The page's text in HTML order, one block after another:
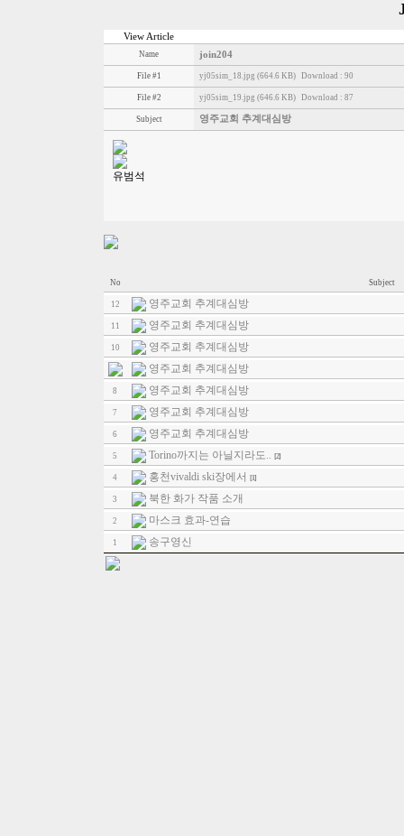
View Article
Name join204
File #1 yj05sim_18.jpg (664.6 KB) Download : 90
File #2 yj05sim_19.jpg (646.6 KB) Download : 87
Subject 영주교회 추계대심방
유범석
No Subject
12 영주교회 추계대심방
11 영주교회 추계대심방
10
영주교회 추계대심방
영주교회 추계대심방
8 영주교회 추계대심방
7 영주교회 추계대심방
6 영주교회 추계대심방
5 Torino까지는 아닐지라도.. [2]
4 홍천vivaldi ski장에서 [1]
3 북한 화가 작품 소개
2 마스크 효과-연습
1 송구영신